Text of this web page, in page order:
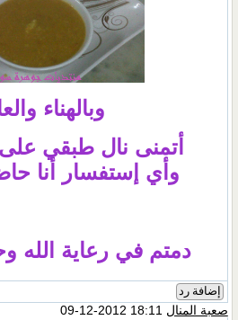
وبالهناء
أتمنى نال طبقي
وأي إستفسار أنا
دمتم في رعاية الله
إضافة رد
صعبة المنال